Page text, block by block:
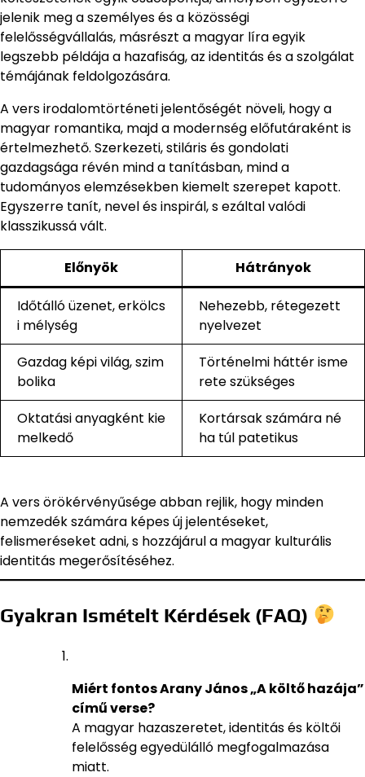
jelenik meg a személyes és a közösségi
felelősségvállalás, másrészt a magyar líra egyik
legszebb példája a hazafiság, az identitás és a szolgálat
témájának feldolgozására.
A vers irodalomtörténeti jelentőségét növeli, hogy a
magyar romantika, majd a modernség előfutáraként is
értelmezhető. Szerkezeti, stiláris és gondolati
gazdagsága révén mind a tanításban, mind a
tudományos elemzésekben kiemelt szerepet kapott.
Egyszerre tanít, nevel és inspirál, s ezáltal valódi
klasszikussá vált.
Előnyök Hátrányok
Időtálló üzenet, erkölcs
i mélység
Nehezebb, rétegezett
nyelvezet
Gazdag képi világ, szim
bolika
Történelmi háttér isme
rete szükséges
Oktatási anyagként kie
melkedő
Kortársak számára né
ha túl patetikus
A vers örökérvényűsége abban rejlik, hogy minden
nemzedék számára képes új jelentéseket,
felismeréseket adni, s hozzájárul a magyar kulturális
identitás megerősítéséhez.
Gyakran Ismételt Kérdések (FAQ)
Miért fontos Arany János „A költő hazája”
című verse?
A magyar hazaszeretet, identitás és költői
felelősség egyedülálló megfogalmazása
miatt.